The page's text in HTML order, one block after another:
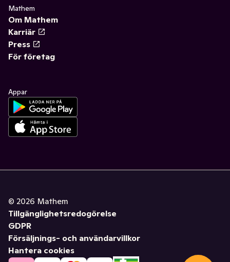
Mathem
Om Mathem
Karriär
Press
För företag
Appar
© 2026 Mathem
Tillgänglighetsredogörelse
GDPR
Försäljnings- och användarvillkor
Hantera cookies